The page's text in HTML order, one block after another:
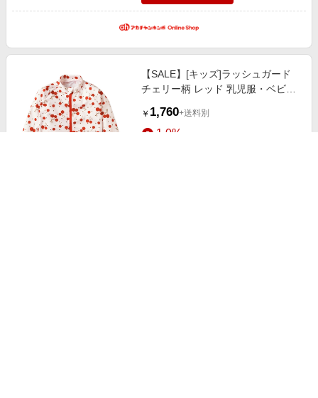
【SALE】[キッズ]ラッシュガード
チェリー柄 レッド 乳児服・ベビー
ムグッズ・プール・浮輪 キッズ水
着（女の子）
￥ 1,760+送料別
1.0%